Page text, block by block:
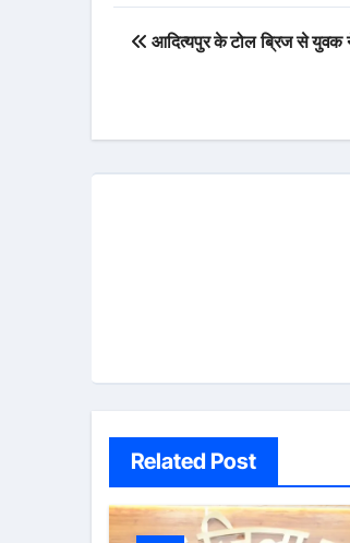
Post
आदित्यपुर के टोल ब्रिज से युवक
Related Post